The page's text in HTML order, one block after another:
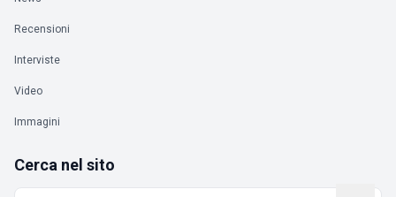
Recensioni
Interviste
Video
Immagini
Cerca nel sito